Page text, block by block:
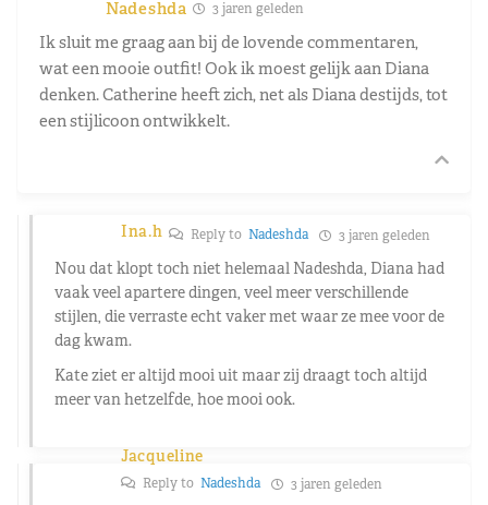
Nadeshda 3 jaren geleden
Ik sluit me graag aan bij de lovende commentaren,
wat een mooie outfit! Ook ik moest gelijk aan Diana
denken. Catherine heeft zich, net als Diana destijds, tot
een stijlicoon ontwikkelt.
Ina.h Reply to Nadeshda 3 jaren geleden
Nou dat klopt toch niet helemaal Nadeshda, Diana had
vaak veel apartere dingen, veel meer verschillende
stijlen, die verraste echt vaker met waar ze mee voor de
dag kwam.
Kate ziet er altijd mooi uit maar zij draagt toch altijd
meer van hetzelfde, hoe mooi ook.
Jacqueline
Reply to Nadeshda 3 jaren geleden